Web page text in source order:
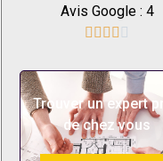
Avis Google : 4
    
Trouver un expert
de chez vous